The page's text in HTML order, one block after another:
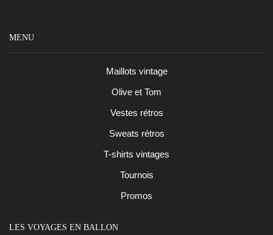
MENU
Maillots vintage
Olive et Tom
Vestes rétros
Sweats rétros
T-shirts vintages
Tournois
Promos
LES VOYAGES EN BALLON